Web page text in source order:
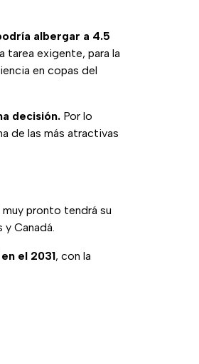
albergar a 4.5
tarea exigente, para la
en copas del
decisión. Por lo
de las más atractivas
muy pronto tendrá su
Canadá.
el 2031, con la